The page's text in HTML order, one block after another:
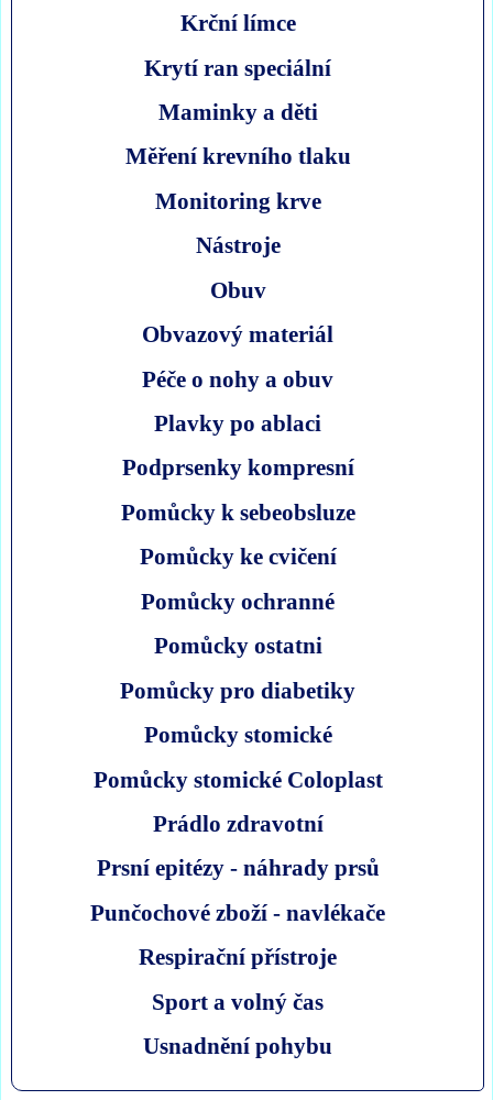
Krční límce
Krytí ran speciální
Maminky a děti
Měření krevního tlaku
Monitoring krve
Nástroje
Obuv
Obvazový materiál
Péče o nohy a obuv
Plavky po ablaci
Podprsenky kompresní
Pomůcky k sebeobsluze
Pomůcky ke cvičení
Pomůcky ochranné
Pomůcky ostatni
Pomůcky pro diabetiky
Pomůcky stomické
Pomůcky stomické Coloplast
Prádlo zdravotní
Prsní epitézy - náhrady prsů
Punčochové zboží - navlékače
Respirační přístroje
Sport a volný čas
Usnadnění pohybu